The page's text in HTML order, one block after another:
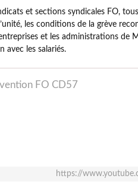
et sections syndicales FO,
les conditions de la grève
et les administrations de
avec les salariés.
FO CD57
https://